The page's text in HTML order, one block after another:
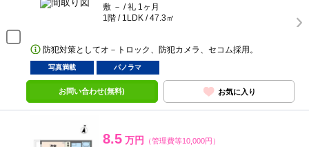
敷 － / 礼 1ヶ月
1階 / 1LDK / 47.3㎡
防犯対策としてオ－トロック、防犯カメラ、セコム採用。
写真満載 パノラマ
お問い合わせ(無料) お気に入り
8.5 万円 （管理費等10,000円）